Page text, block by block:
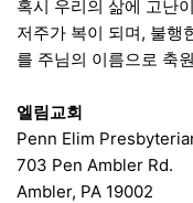
혹시 우리의 삶에 고난
저주가 복이 되며, 불행
를 주님의 이름으로 축
엘림교회
Penn Elim
703 Pen Ambler Rd.
Ambler, PA 19002